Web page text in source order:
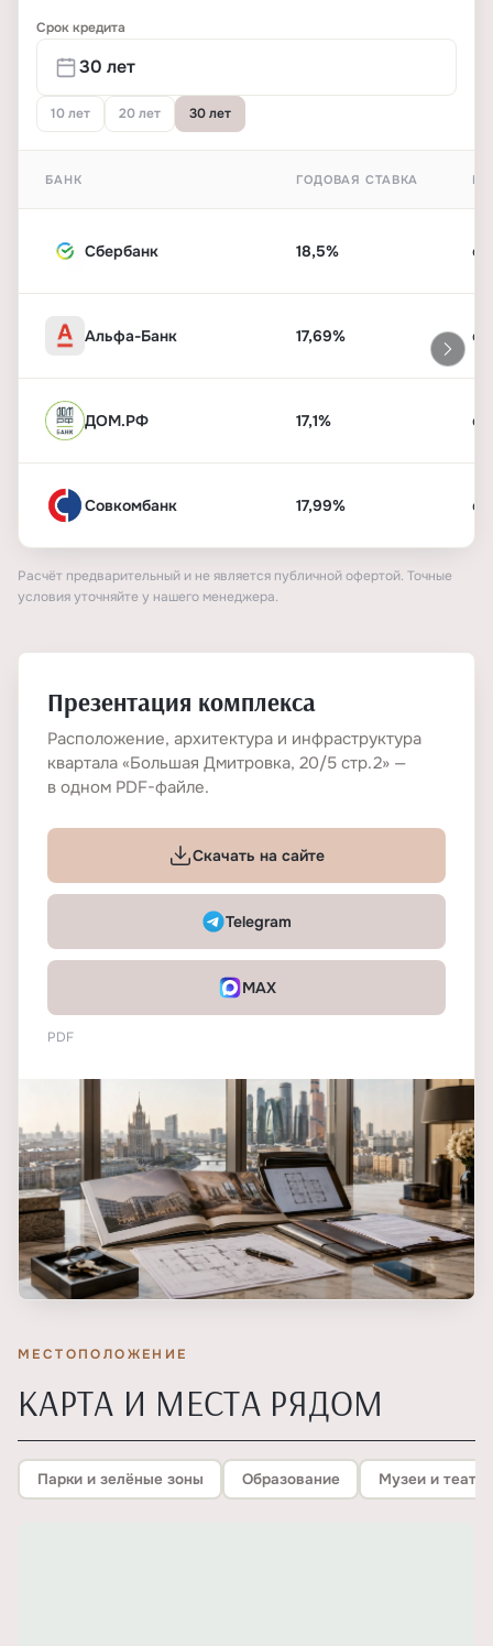
Срок кредита
10 лет 20 лет 30 лет
БАНК ГОДОВАЯ СТАВКА
Сбербанк 18,5%
Альфа-Банк 17,69%
ДОМ.РФ 17,1%
Совкомбанк 17,99%
Расчёт предварительный и не является публичной офертой. Точные
условия уточняйте у нашего менеджера.
Презентация комплекса
Расположение, архитектура и инфраструктура
квартала «Большая Дмитровка, 20/5 стр.2» —
в одном PDF-файле.
Скачать на сайте
Telegram
MAX
PDF
МЕСТОПОЛОЖЕНИЕ
КАРТА И МЕСТА РЯДОМ
Парки и зелёные зоны Образование Музеи и